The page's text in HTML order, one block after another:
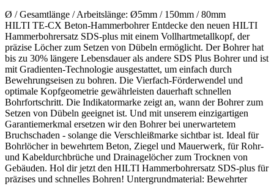
Ø / Gesamtlänge / Arbeitslänge: Ø5mm / 150mm / 80mm
HILTI TE-CX Beton-Hammerbohrer Entdecke den neuen HILTI
Hammerbohrersatz SDS-plus mit einem Vollhartmetallkopf, der
präzise Löcher zum Setzen von Dübeln ermöglicht. Der Bohrer hat
bis zu 30% längere Lebensdauer als andere SDS Plus Bohrer und ist
mit Gradienten-Technologie ausgestattet, um einfach durch
Bewehrungseisen zu bohren. Die Vierfach-Förderwendel und
optimale Kopfgeometrie gewährleisten dauerhaft schnellen
Bohrfortschritt. Die Indikatormarke zeigt an, wann der Bohrer zum
Setzen von Dübeln geeignet ist. Und mit unserem einzigartigen
Garantiemerkmal ersetzen wir den Bohrer bei unerwartetem
Bruchschaden - solange die Verschleißmarke sichtbar ist. Ideal für
Bohrlöcher in bewehrtem Beton, Ziegel und Mauerwerk, für Rohr-
und Kabeldurchbrüche und Drainagelöcher zum Trocknen von
Gebäuden. Hol dir jetzt den HILTI Hammerbohrersatz SDS-plus für
präzises und schnelles Bohren! Untergrundmaterial: Bewehrter